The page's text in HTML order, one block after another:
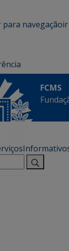
para navegação
FCMS